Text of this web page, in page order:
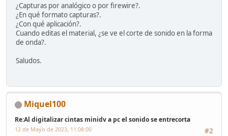
¿Capturas por analógico o por firewire?.
¿En qué formato capturas?.
¿Con qué aplicación?.
Cuando editas el material, ¿se ve el corte de sonido en la forma
de onda?.
Saludos.
Miquel100
Re:Al digitalizar cintas minidv a pc el sonido se entrecorta
#2
12 de Mayo de 2023, 11:08:00